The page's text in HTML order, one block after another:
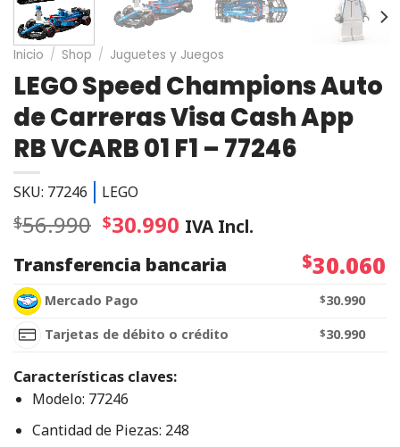
Inicio / Shop / Juguetes y Juegos
LEGO Speed Champions Auto
de Carreras Visa Cash App
RB VCARB 01 F1 – 77246
SKU: 77246 LEGO
$56.990 $30.990 IVA Incl.
Transferencia bancaria
$30.060
Mercado Pago $30.990
Tarjetas de débito o crédito
$30.990
Características claves:
Modelo: 77246
Cantidad de Piezas: 248